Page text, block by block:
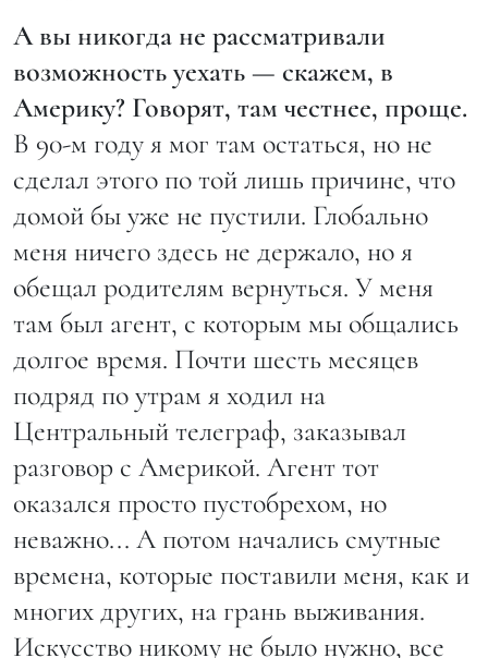
А вы никогда не рассматривали
возможность уехать — скажем, в
Америку? Говорят, там честнее, проще.
В 90-м году я мог там остаться, но не
сделал этого по той лишь причине, что
домой бы уже не пустили. Глобально
меня ничего здесь не держало, но я
обещал родителям вернуться. У меня
там был агент, с которым мы общались
долгое время. Почти шесть месяцев
подряд по утрам я ходил на
Центральный телеграф, заказывал
разговор с Америкой. Агент тот
оказался просто пустобрехом, но
неважно... А потом начались смутные
времена, которые поставили меня, как и
многих других, на грань выживания.
Искусство никому не было нужно, все